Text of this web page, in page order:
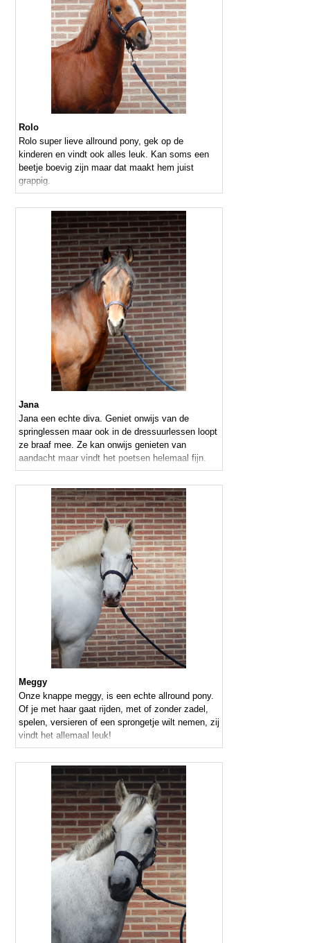
Rolo
Rolo super lieve allround pony, gek op de
kinderen en vindt ook alles leuk. Kan soms een
beetje boevig zijn maar dat maakt hem juist
grappig.
Jana
Jana een echte diva. Geniet onwijs van de
springlessen maar ook in de dressuurlessen loopt
ze braaf mee. Ze kan onwijs genieten van
aandacht maar vindt het poetsen helemaal fijn.
Meggy
Onze knappe meggy, is een echte allround pony.
Of je met haar gaat rijden, met of zonder zadel,
spelen, versieren of een sprongetje wilt nemen, zij
vindt het allemaal leuk!